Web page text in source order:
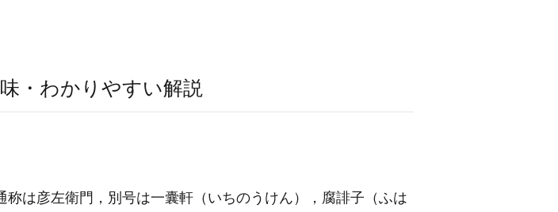
味・わかりやすい解説
称は彦左衛門，別号は一囊軒（いちのうけん），腐誹子（ふは